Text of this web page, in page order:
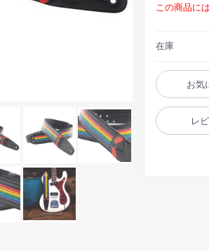
この商品に
在庫
お気
レ